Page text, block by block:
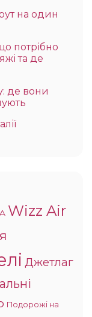
на один
потрібно
та де
де вони
Wizz Air
Джетлаг
Подорожі на